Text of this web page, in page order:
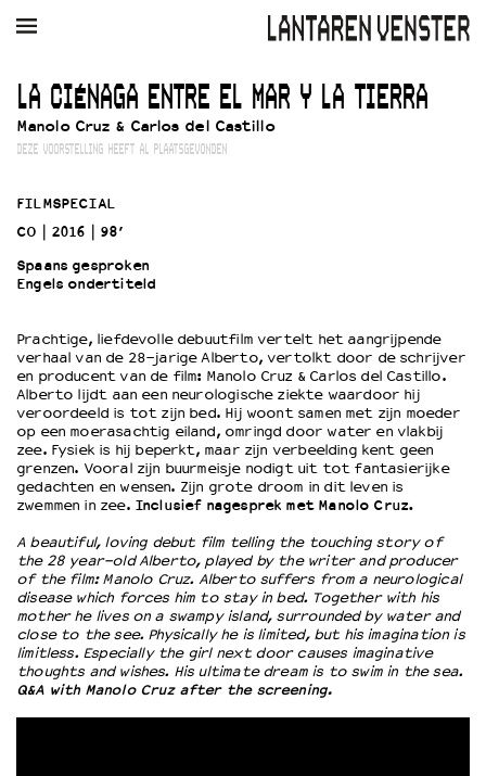
AGENDA FILM MUZIEK RESTAURANT VERHUUR
Winkelmandje
Zoek
Openingstijden & contact
Bereikbaarheid
Kaartverkoop
EDUCATIE
Schoolvoorstellingen
Filmprogramma’s Primair Onderwijs
Filmprogramma’s VO/MBO
Speciale educatieprogramma’s
OVER LANTARENVENSTER
Wat we doen
Werken bij
Wie is wie
Word vriend
Historie
Partners
LA CIÉNAGA ENTRE EL MAR Y LA TIERRA
Manolo Cruz & Carlos del Castillo
DEZE VOORSTELLING HEEFT AL PLAATSGEVONDEN
FILMSPECIAL
CO
2016
98’
Spaans gesproken
Engels ondertiteld
Prachtige, liefdevolle debuutfilm vertelt het aangrijpende
verhaal van de 28-jarige Alberto, vertolkt door de schrijver
en producent van de film: Manolo Cruz & Carlos del Castillo.
Alberto lijdt aan een neurologische ziekte waardoor hij
veroordeeld is tot zijn bed. Hij woont samen met zijn moeder
op een moerasachtig eiland, omringd door water en vlakbij
zee. Fysiek is hij beperkt, maar zijn verbeelding kent geen
grenzen. Vooral zijn buurmeisje nodigt uit tot fantasierijke
gedachten en wensen. Zijn grote droom in dit leven is
zwemmen in zee. Inclusief nagesprek met Manolo Cruz.
A beautiful, loving debut film telling the touching story of
the 28 year-old Alberto, played by the writer and producer
of the film: Manolo Cruz. Alberto suffers from a neurological
disease which forces him to stay in bed. Together with his
mother he lives on a swampy island, surrounded by water and
close to the see. Physically he is limited, but his imagination is
limitless. Especially the girl next door causes imaginative
thoughts and wishes. His ultimate dream is to swim in the sea.
Q&A with Manolo Cruz after the screening.